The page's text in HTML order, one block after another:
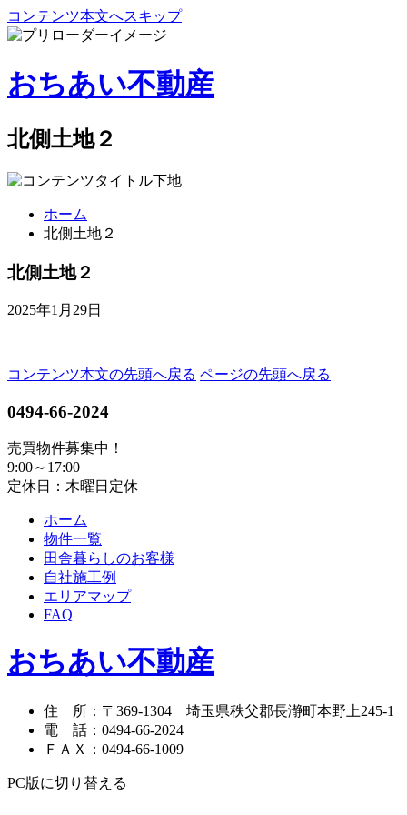
コンテンツ本文へスキップ
おちあい不動産
北側土地２
ホーム
北側土地２
北側土地２
2025年1月29日
コンテンツ本文の先頭へ戻る ページの先頭へ戻る
0494-66-2024
売買物件募集中！
9:00～17:00
定休日：木曜日定休
ホーム
物件一覧
田舎暮らしのお客様
自社施工例
エリアマップ
FAQ
おちあい不動産
住 所 ： 〒369-1304 埼玉県秩父郡長瀞町本野上245-1
電 話 ： 0494-66-2024
ＦＡＸ
： 0494-66-1009
PC版に切り替える